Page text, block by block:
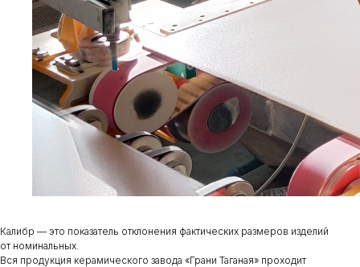
Калибр — это показатель отклонения фактических размеров изделий
от номинальных.
Вся продукция керамического завода «Грани Таганая» проходит